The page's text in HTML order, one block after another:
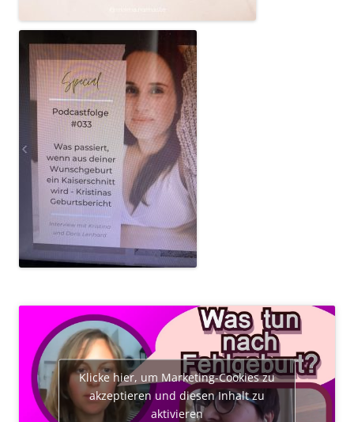
Klicke hier, um Marketing-Cookies zu
akzeptieren und diesen Inhalt zu
aktivieren